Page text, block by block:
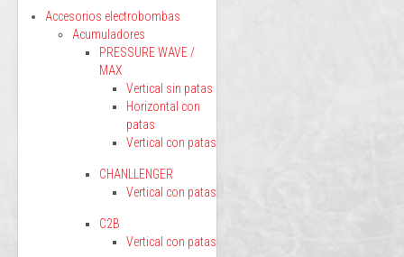
Accesorios electrobombas
Acumuladores
PRESSURE WAVE /
MAX
Vertical sin patas
Horizontal con
patas
Vertical con patas
CHANLLENGER
Vertical con patas
C2B
Vertical con patas